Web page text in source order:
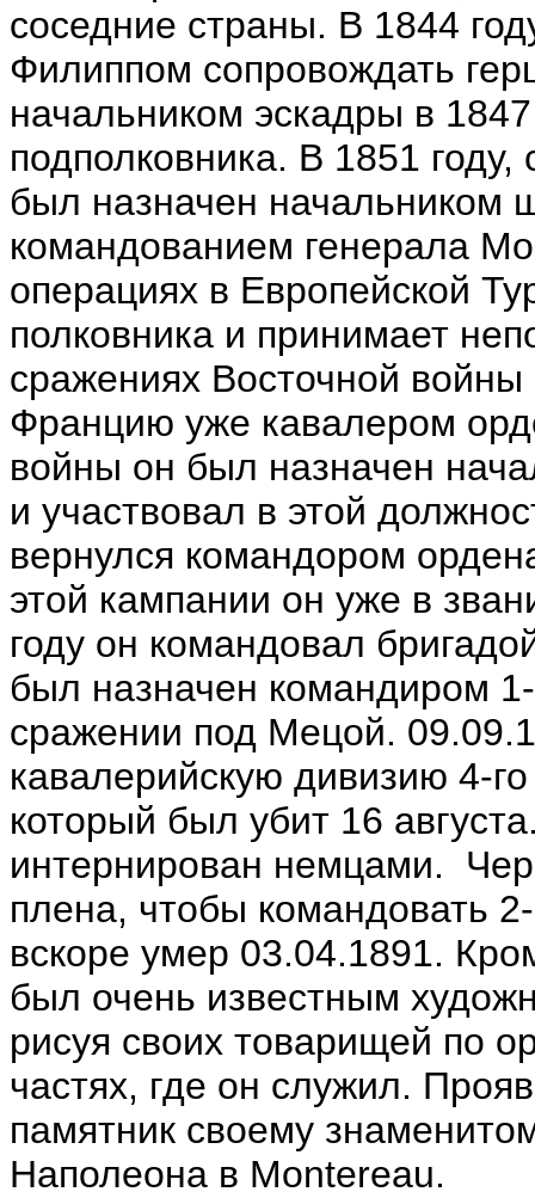
соседние страны. В 1844
Филиппом сопровождать
начальником эскадры в
подполковника. В 1851
был назначен
командованием генерала
операциях в Европейской
полковника и принимает
сражениях Восточной
Францию уже кавалером
войны он был назначен
и участвовал в этой
вернулся командором
этой кампании он уже в
году он командовал
был назначен командиром
сражении под Мецой.
кавалерийскую дивизию 4-
который был убит 16
интернирован немцами.
плена, чтобы командовать
вскоре умер 03.04.1891.
был очень известным
рисуя своих товарищей по
частях, где он служил.
памятник своему
Наполеона в Montereau.